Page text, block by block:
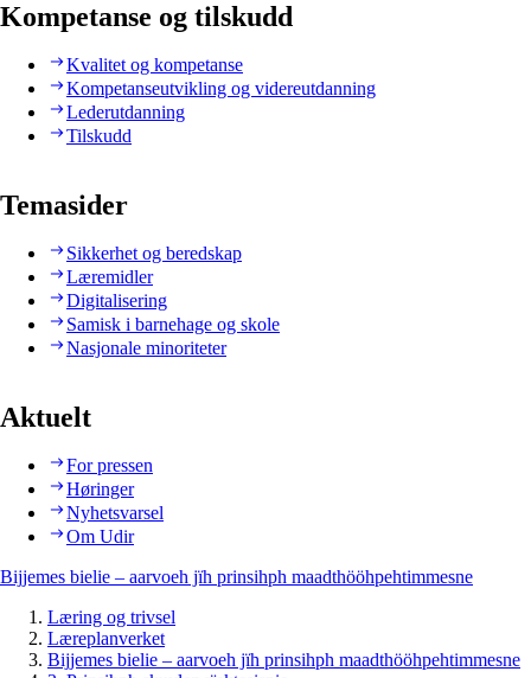
Kompetanse og tilskudd
Kvalitet og kompetanse
Kompetanseutvikling og videreutdanning
Lederutdanning
Tilskudd
Temasider
Sikkerhet og beredskap
Læremidler
Digitalisering
Samisk i barnehage og skole
Nasjonale minoriteter
Aktuelt
For pressen
Høringer
Nyhetsvarsel
Om Udir
Bijjemes bielie – aarvoeh jïh prinsihph maadthööhpehtimmesne
Læring og trivsel
Læreplanverket
Bijjemes bielie – aarvoeh jïh prinsihph maadthööhpehtimmesne